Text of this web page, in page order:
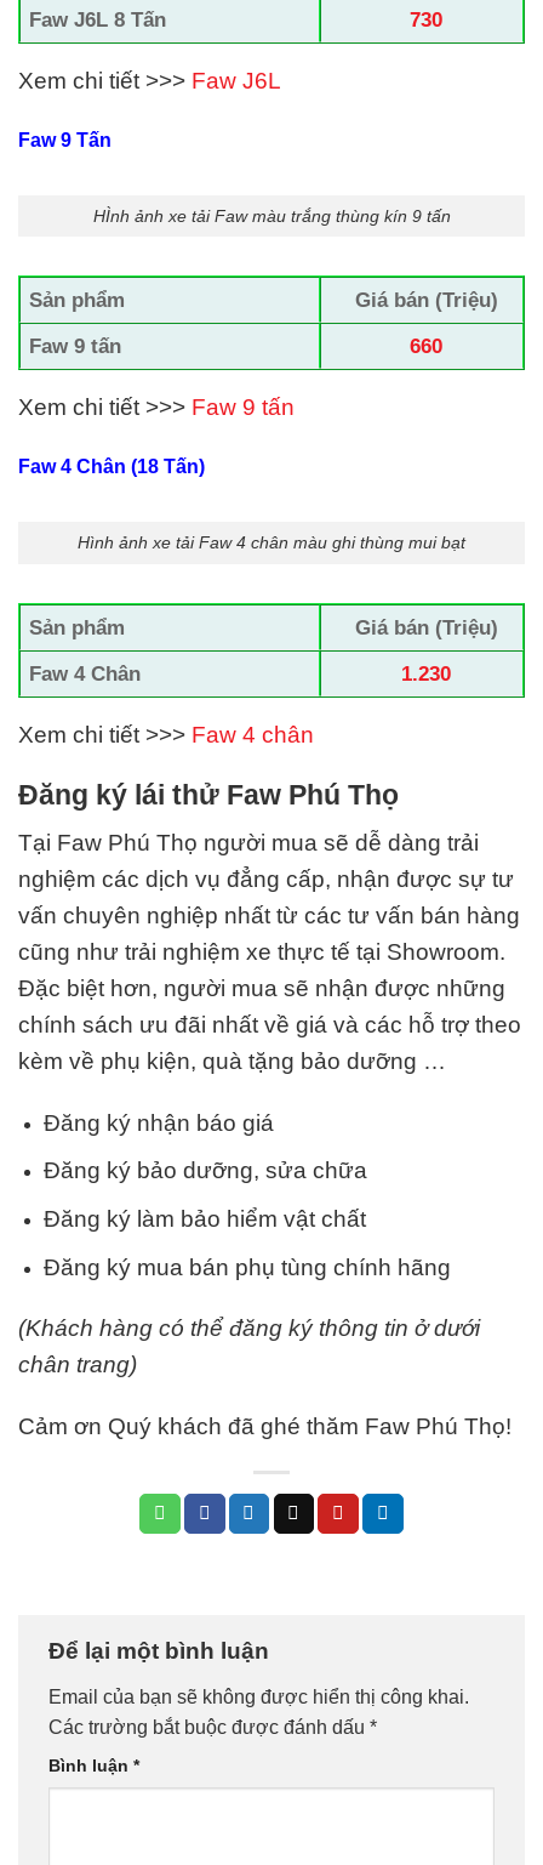
Faw J6L 8 Tấn 730
Xem chi tiết >>> Faw J6L
Faw 9 Tấn
HÌnh ảnh xe tải Faw màu trắng thùng kín 9 tấn
Sản phẩm
Giá bán (Triệu)
Faw 9 tấn
660
Xem chi tiết >>> Faw 9 tấn
Faw 4 Chân (18 Tấn)
Hình ảnh xe tải Faw 4 chân màu ghi thùng mui bạt
Sản phẩm
Giá bán (Triệu)
Faw 4 Chân
1.230
Xem chi tiết >>> Faw 4 chân
Đăng ký lái thử Faw Phú Thọ
Tại Faw Phú Thọ người mua sẽ dễ dàng trải
nghiệm các dịch vụ đẳng cấp, nhận được sự tư
vấn chuyên nghiệp nhất từ các tư vấn bán hàng
cũng như trải nghiệm xe thực tế tại Showroom.
Đặc biệt hơn, người mua sẽ nhận được những
chính sách ưu đãi nhất về giá và các hỗ trợ theo
kèm về phụ kiện, quà tặng bảo dưỡng …
Đăng ký nhận báo giá
Đăng ký bảo dưỡng, sửa chữa
Đăng ký làm bảo hiểm vật chất
Đăng ký mua bán phụ tùng chính hãng
(Khách hàng có thể đăng ký thông tin ở dưới
chân trang)
Cảm ơn Quý khách đã ghé thăm Faw Phú Thọ!
Để lại một bình luận
Email của bạn sẽ không được hiển thị công khai.
Các trường bắt buộc được đánh dấu *
Bình luận *